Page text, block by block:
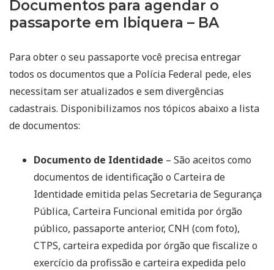
Documentos para agendar o
passaporte em Ibiquera – BA
Para obter o seu passaporte você precisa entregar
todos os documentos que a Polícia Federal pede, eles
necessitam ser atualizados e sem divergências
cadastrais. Disponibilizamos nos tópicos abaixo a lista
de documentos:
Documento de Identidade – São aceitos como
documentos de identificação o Carteira de
Identidade emitida pelas Secretaria de Segurança
Pública, Carteira Funcional emitida por órgão
público, passaporte anterior, CNH (com foto),
CTPS, carteira expedida por órgão que fiscalize o
exercício da profissão e carteira expedida pelo